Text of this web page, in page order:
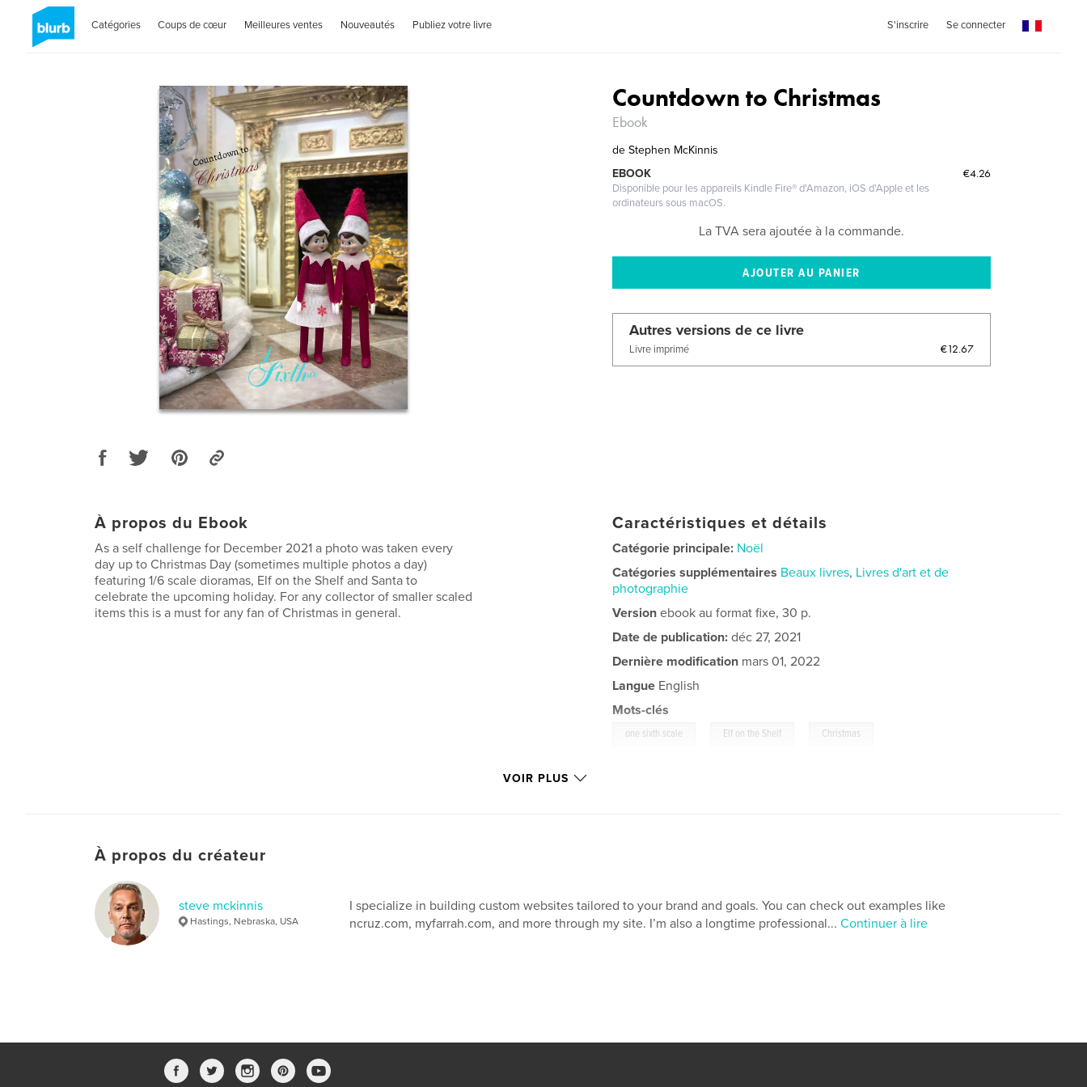
Catégories Coups de cœur Meilleures ventes Nouveautés Publiez votre livre S'inscrire Se connecter
Countdown to Christmas
Ebook
de Stephen McKinnis
€4.26
EBOOK
Disponible pour les appareils Kindle Fire® d'Amazon, iOS d'Apple et les
ordinateurs sous macOS.
La TVA sera ajoutée à la commande.
Autres versions de ce livre
Livre imprimé €12.67
À propos du Ebook
As a self challenge for December 2021 a photo was taken every
day up to Christmas Day (sometimes multiple photos a day)
featuring 1/6 scale dioramas, Elf on the Shelf and Santa to
celebrate the upcoming holiday. For any collector of smaller scaled
items this is a must for any fan of Christmas in general.
Caractéristiques et détails
Catégorie principale: Noël
Catégories supplémentaires Beaux livres, Livres d'art et de
photographie
Version ebook au format fixe, 30 p.
Date de publication: déc 27, 2021
Dernière modification mars 01, 2022
Langue English
Mots-clés
one sixth scale Elf on the Shelf Christmas
VOIR PLUS
À propos du créateur
steve mckinnis
Hastings, Nebraska, USA
I specialize in building custom websites tailored to your brand and goals. You can check out examples like
ncruz.com, myfarrah.com, and more through my site. I’m also a longtime professional... Continuer à lire